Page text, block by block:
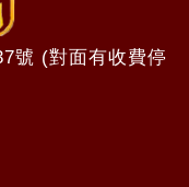
號 (對面有收費停